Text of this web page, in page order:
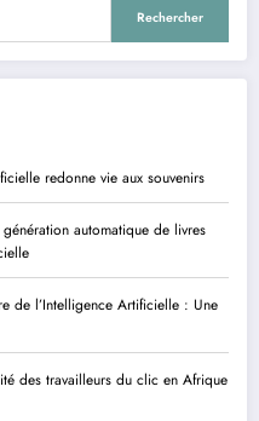
Rechercher
redonne vie aux souvenirs
automatique de livres
de l’Intelligence Artificielle : Une
des travailleurs du clic en Afrique